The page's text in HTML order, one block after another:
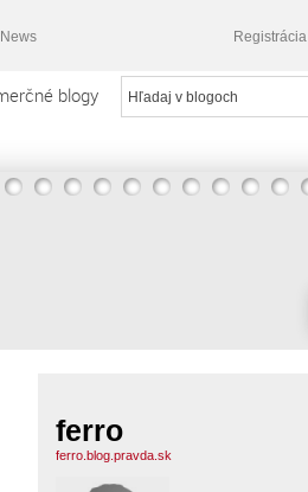
Registrácia
blogy
ferro
ferro.blog.pravda.sk